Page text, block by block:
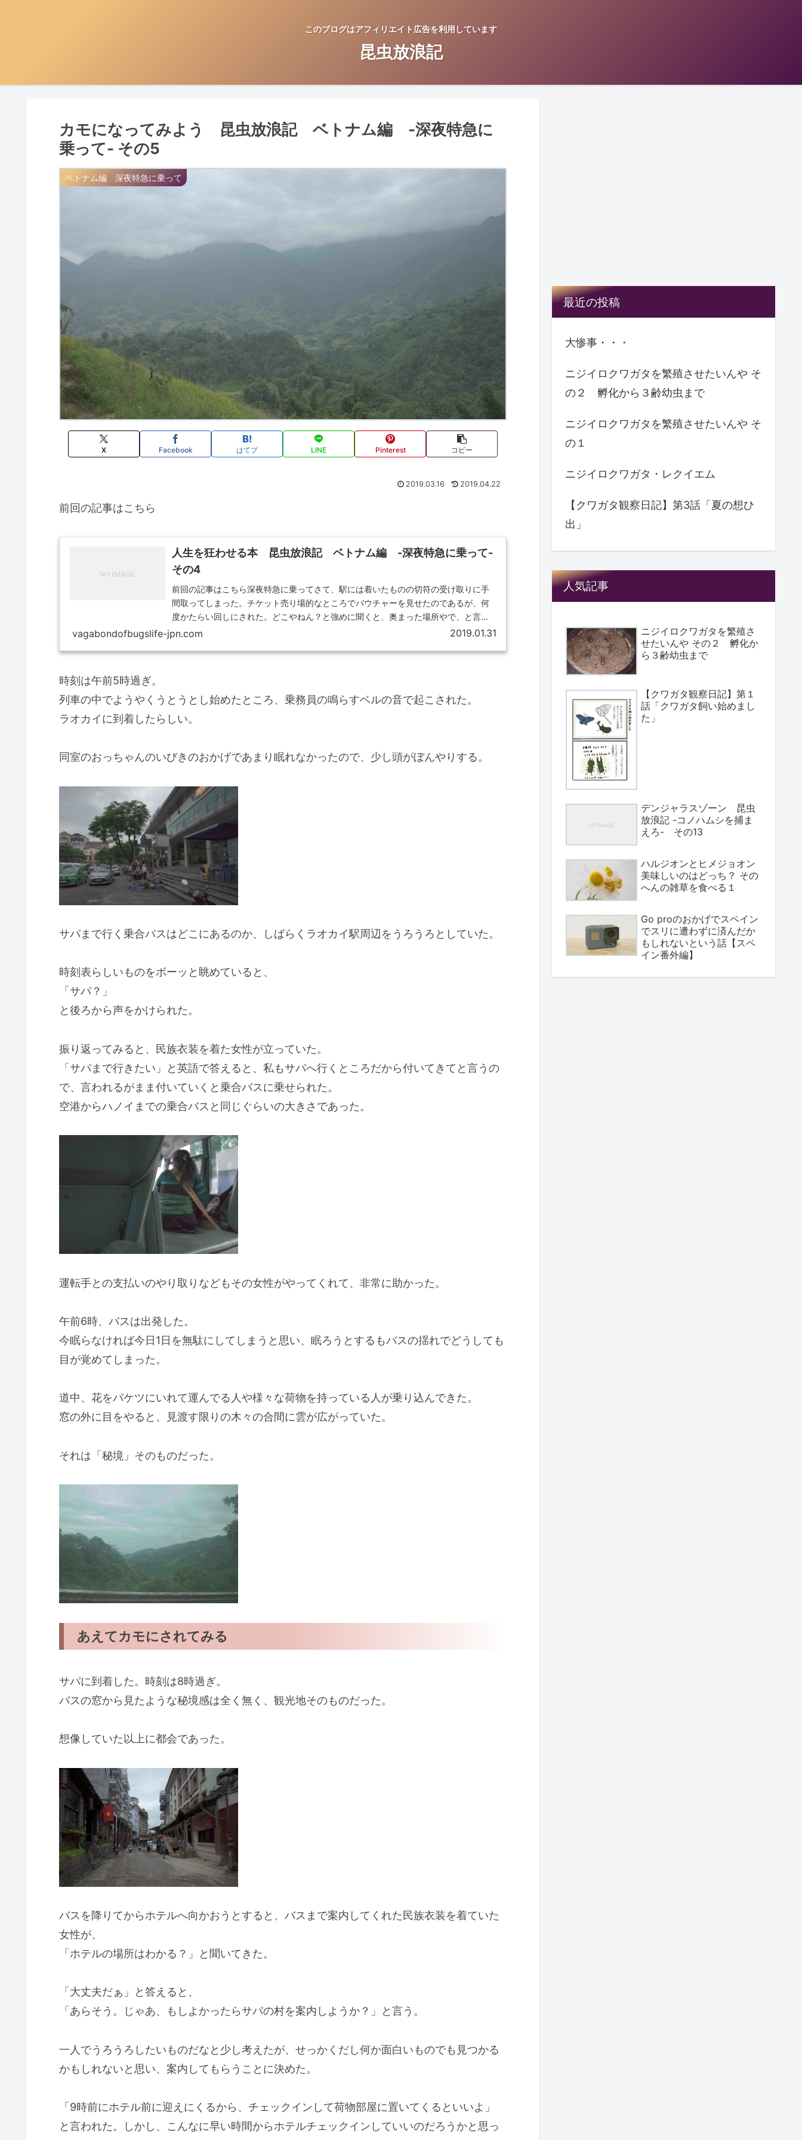
このブログはアフィリエイト広告を利用しています
昆虫放浪記
カモになってみよう 昆虫放浪記 ベトナム編 -深夜特急に
乗って- その5
ベトナム編 深夜特急に乗って
X Facebook はてブ LINE Pinterest コピー
2019.03.16 2019.04.22
前回の記事はこちら
人生を狂わせる本 昆虫放浪記 ベトナム編 -深夜特急に乗って-
その4
前回の記事はこちら深夜特急に乗ってさて、駅には着いたものの切符の受け取りに手
間取ってしまった。チケット売り場的なところでバウチャーを見せたのであるが、何
度かたらい回しにされた。どこやねん？と強めに聞くと、奥まった場所やで、と言わ
れたのでチケ...
vagabondofbugslife-jpn.com 2019.01.31
時刻は午前5時過ぎ。
列車の中でようやくうとうとし始めたところ、乗務員の鳴らすベルの音で起こされた。
ラオカイに到着したらしい。
同室のおっちゃんのいびきのおかげであまり眠れなかったので、少し頭がぼんやりする。
サパまで行く乗合バスはどこにあるのか、しばらくラオカイ駅周辺をうろうろとしていた。
時刻表らしいものをボーッと眺めていると、
「サパ？」
と後ろから声をかけられた。
振り返ってみると、民族衣装を着た女性が立っていた。
「サパまで行きたい」と英語で答えると、私もサパへ行くところだから付いてきてと言うの
で、言われるがまま付いていくと乗合バスに乗せられた。
空港からハノイまでの乗合バスと同じぐらいの大きさであった。
運転手との支払いのやり取りなどもその女性がやってくれて、非常に助かった。
午前6時、バスは出発した。
今眠らなければ今日1日を無駄にしてしまうと思い、眠ろうとするもバスの揺れでどうしても
目が覚めてしまった。
道中、花をバケツにいれて運んでる人や様々な荷物を持っている人が乗り込んできた。
窓の外に目をやると、見渡す限りの木々の合間に雲が広がっていた。
それは「秘境」そのものだった。
あえてカモにされてみる
サパに到着した。時刻は8時過ぎ。
バスの窓から見たような秘境感は全く無く、観光地そのものだった。
想像していた以上に都会であった。
バスを降りてからホテルへ向かおうとすると、バスまで案内してくれた民族衣装を着ていた
女性が、
「ホテルの場所はわかる？」と聞いてきた。
「大丈夫だぁ」と答えると、
「あらそう。じゃあ、もしよかったらサパの村を案内しようか？」と言う。
一人でうろうろしたいものだなと少し考えたが、せっかくだし何か面白いものでも見つかる
かもしれないと思い、案内してもらうことに決めた。
「9時前にホテル前に迎えにくるから、チェックインして荷物部屋に置いてくるといいよ」
と言われた。しかし、こんなに早い時間からホテルチェックインしていいのだろうかと思っ
最近の投稿
大惨事・・・
ニジイロクワガタを繁殖させたいんや そ
の２ 孵化から３齢幼虫まで
ニジイロクワガタを繁殖させたいんや そ
の１
ニジイロクワガタ・レクイエム
【クワガタ観察日記】第3話「夏の想ひ
出」
人気記事
ニジイロクワガタを繁殖さ
せたいんや その２ 孵化か
ら３齢幼虫まで
【クワガタ観察日記】第１
話「クワガタ飼い始めまし
た」
デンジャラスゾーン 昆虫
放浪記 -コノハムシを捕ま
えろ- その13
ハルジオンとヒメジョオン
美味しいのはどっち？ その
へんの雑草を食べる１
Go proのおかげでスペイン
でスリに遭わずに済んだか
もしれないという話【スペ
イン番外編】